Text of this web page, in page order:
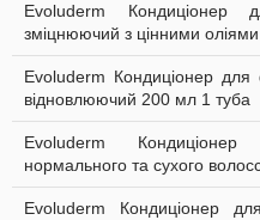
Evoluderm Кондиціонер
зміцнюючий з цінними
Evoluderm Кондиціонер для
відновлюючий 200 мл 1 туба
Evoluderm
нормального та сухого
Evoluderm Кондиціонер